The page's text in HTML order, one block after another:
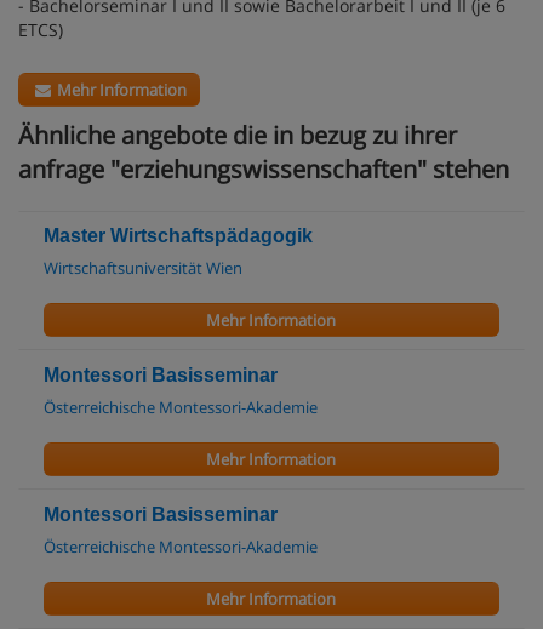
- Bachelorseminar I und II sowie Bachelorarbeit I und II (je 6
ETCS)
Mehr Information
Ähnliche angebote die in bezug zu ihrer
anfrage "erziehungswissenschaften" stehen
Master Wirtschaftspädagogik
Wirtschaftsuniversität Wien
Mehr Information
Montessori Basisseminar
Österreichische Montessori-Akademie
Mehr Information
Montessori Basisseminar
Österreichische Montessori-Akademie
Mehr Information